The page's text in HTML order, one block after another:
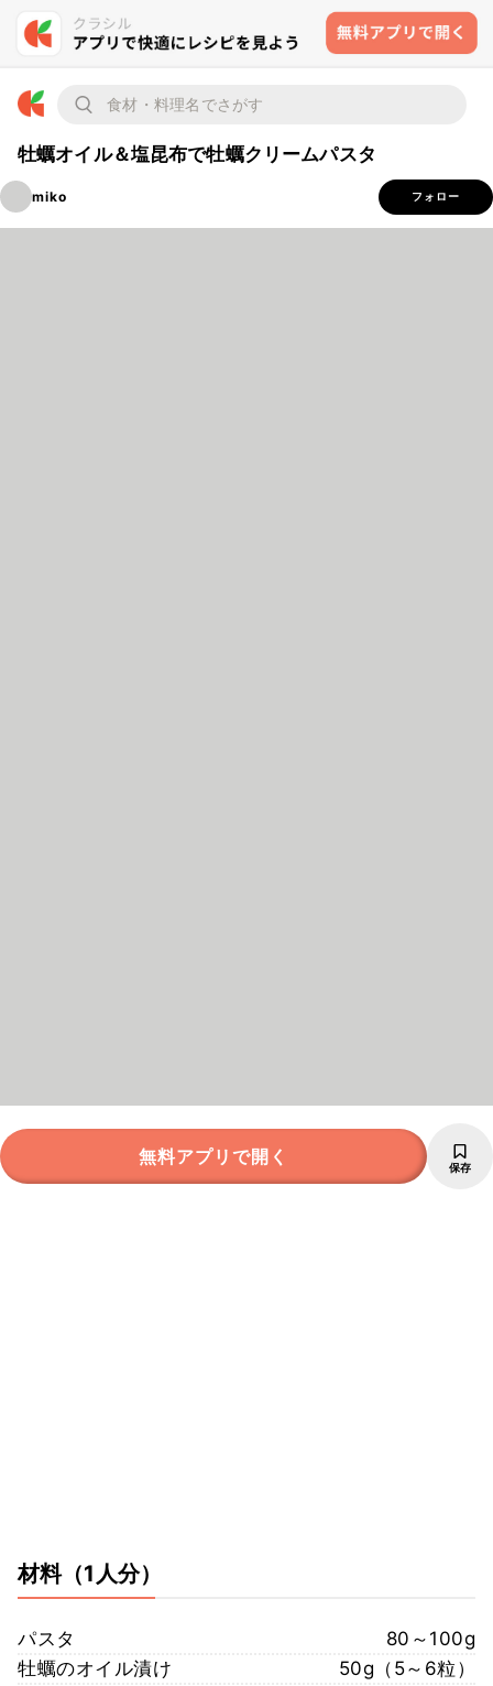
牡蠣オイル＆塩昆布で牡蠣クリームパスタ
miko フォロー
無料アプリで開く 保存
材料（1人分）
パスタ
80～100g
牡蠣のオイル漬け
50g（5～6粒）